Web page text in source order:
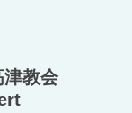
教会